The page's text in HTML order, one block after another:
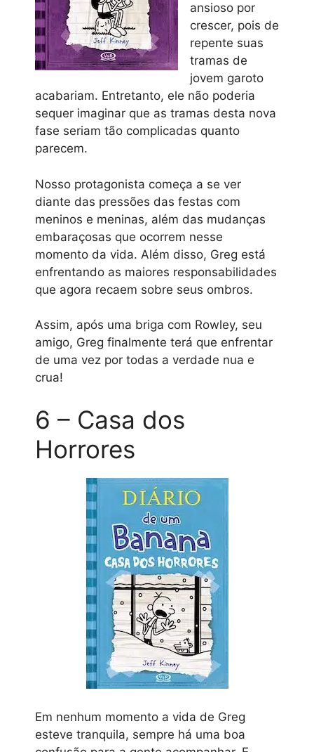
ansioso por
crescer, pois de
repente suas
tramas de
jovem garoto
acabariam. Entretanto, ele não poderia
sequer imaginar que as tramas desta nova
fase seriam tão complicadas quanto
parecem.
Nosso protagonista começa a se ver
diante das pressões das festas com
meninos e meninas, além das mudanças
embaraçosas que ocorrem nesse
momento da vida. Além disso, Greg está
enfrentando as maiores responsabilidades
que agora recaem sobre seus ombros.
Assim, após uma briga com Rowley, seu
amigo, Greg finalmente terá que enfrentar
de uma vez por todas a verdade nua e
crua!
6 – Casa dos
Horrores
Em nenhum momento a vida de Greg
esteve tranquila, sempre há uma boa